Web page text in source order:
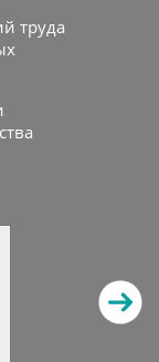
труда